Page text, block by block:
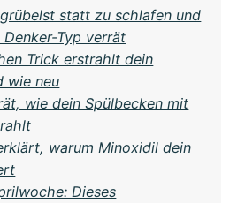
statt zu schlafen und
Typ verrät
Trick erstrahlt dein
wie neu
wie dein Spülbecken mit
warum Minoxidil dein
Dieses